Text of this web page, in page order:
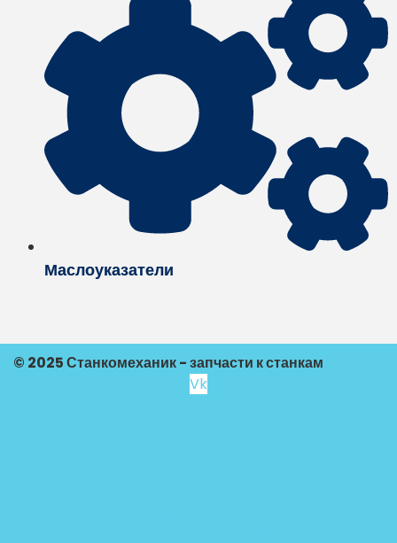
Маслоуказатели
© 2025 Станкомеханик - запчасти к станкам
Vk